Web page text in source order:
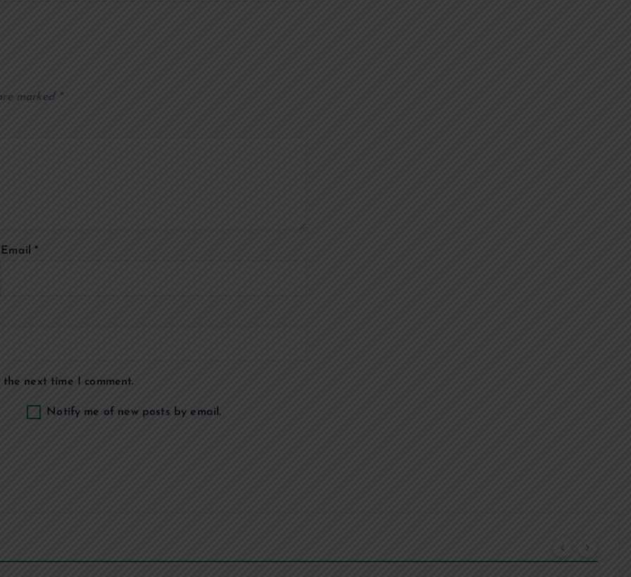
marked *
Email*
next time I comment.
Notify me of new posts by email.